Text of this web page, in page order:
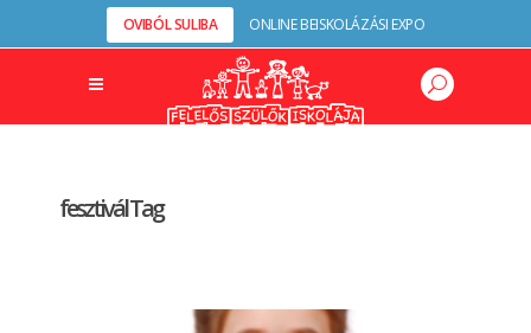
OVIBÓL SULIBA ONLINE BEISKOLÁZÁSI EXPO
fesztivál Tag